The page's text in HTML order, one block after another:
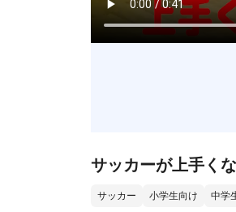
サッカーが上手く
サッカー 小学生向け 中学